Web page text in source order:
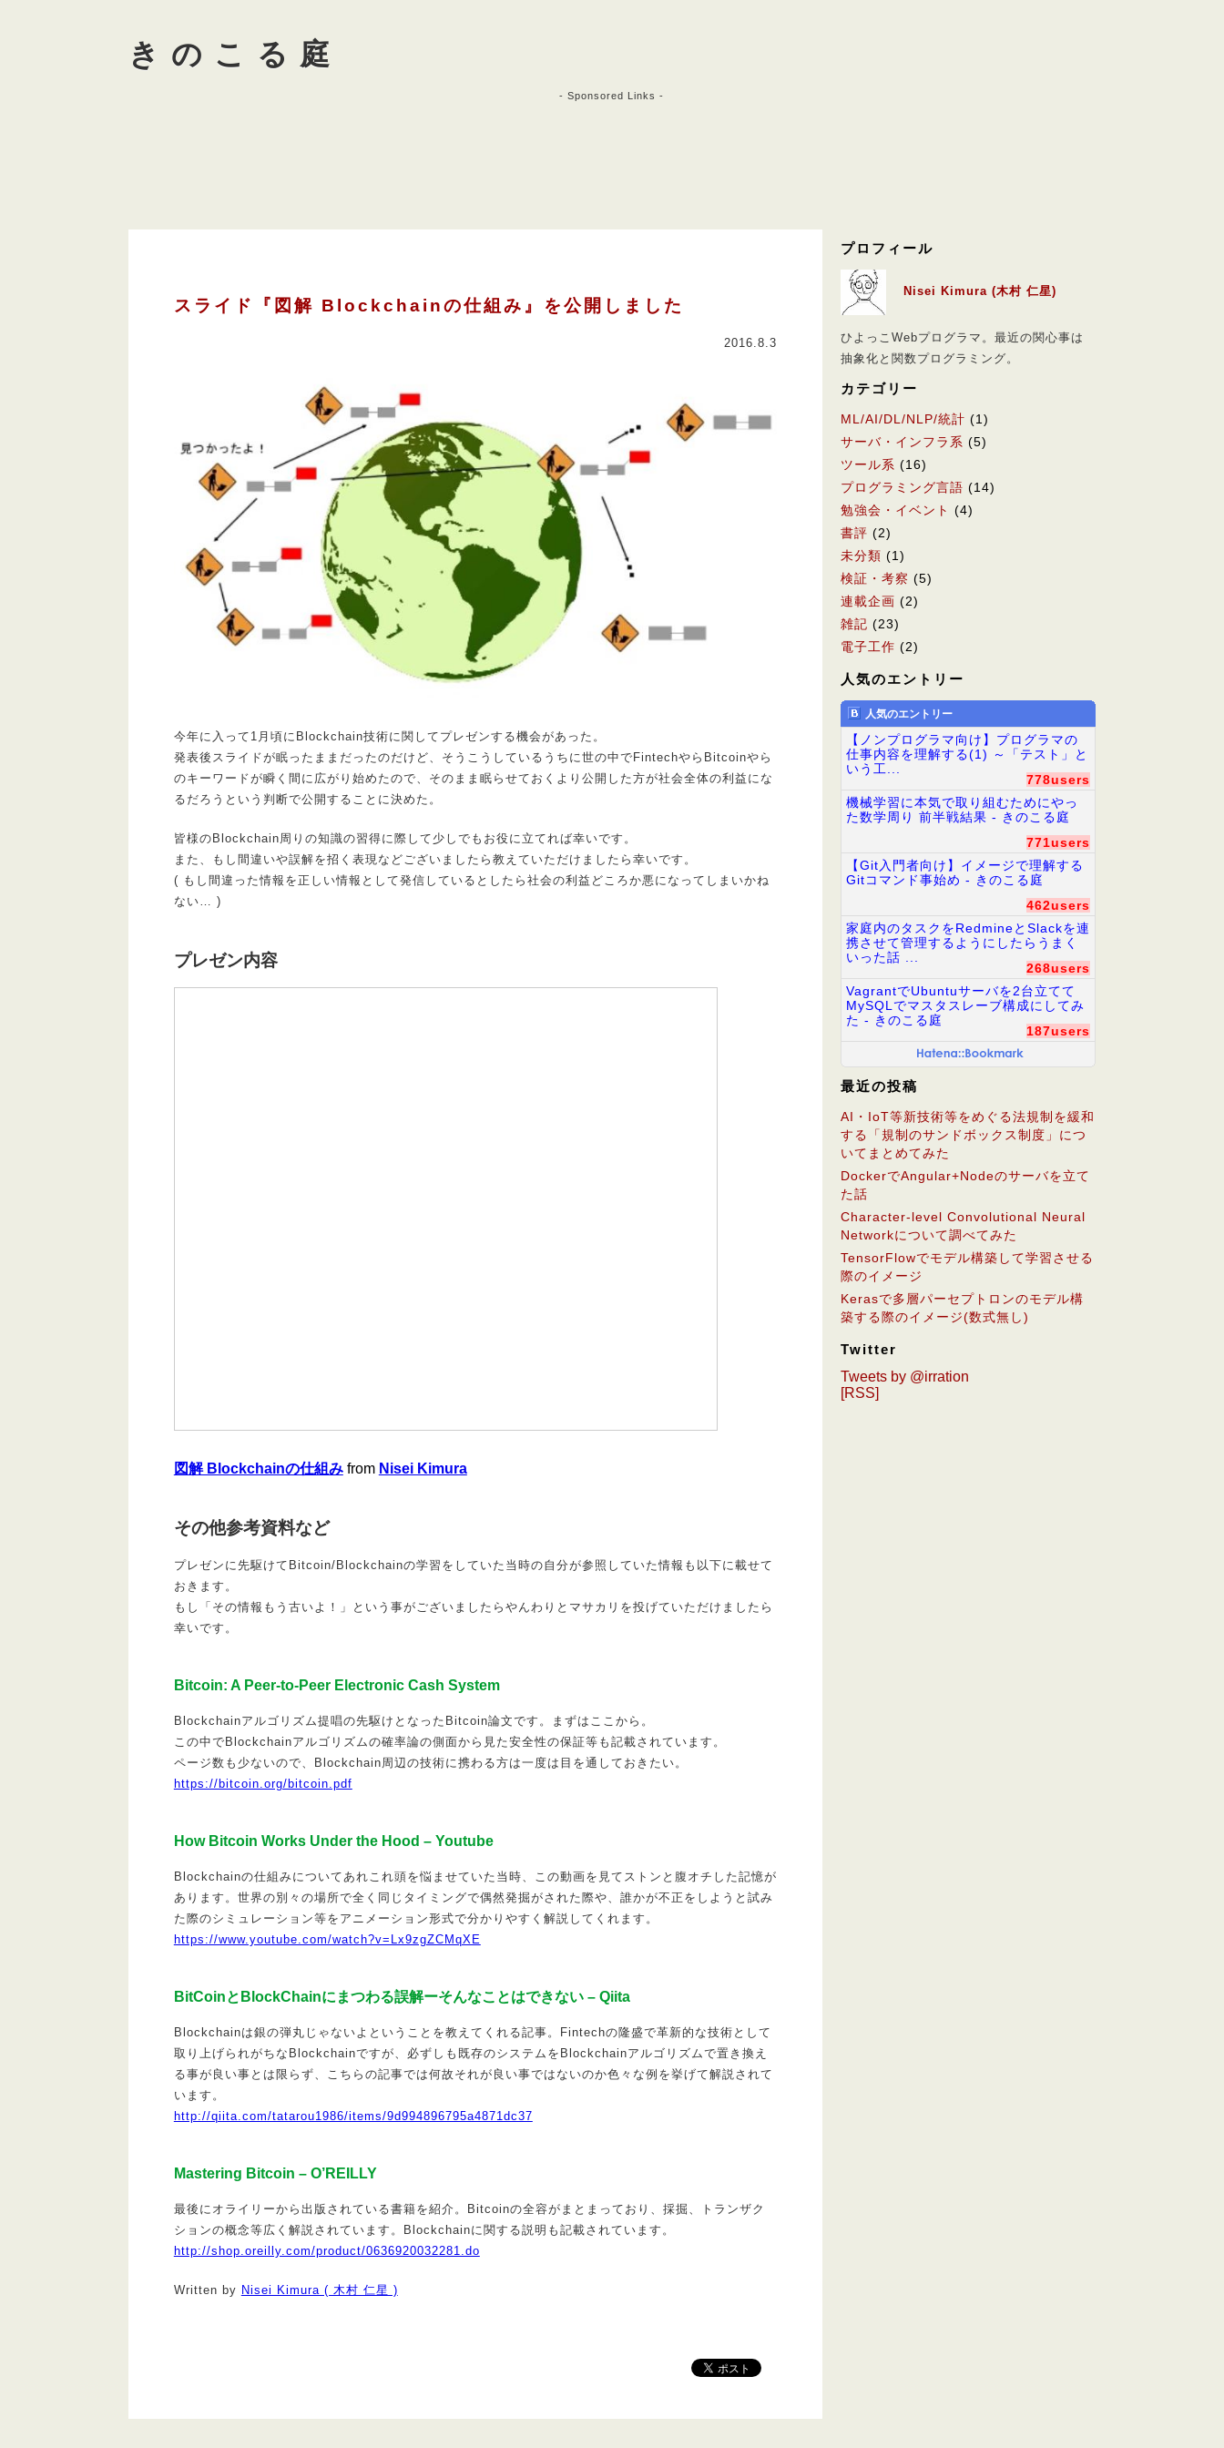
きのこる庭
- Sponsored Links -
スライド『図解 Blockchainの仕組み』を公開しました
2016.8.3
今年に入って1月頃にBlockchain技術に関してプレゼンする機会があった。
発表後スライドが眠ったままだったのだけど、そうこうしているうちに世の中でFintechやらBitcoinやら
のキーワードが瞬く間に広がり始めたので、そのまま眠らせておくより公開した方が社会全体の利益にな
るだろうという判断で公開することに決めた。
皆様のBlockchain周りの知識の習得に際して少しでもお役に立てれば幸いです。
また、もし間違いや誤解を招く表現などございましたら教えていただけましたら幸いです。
( もし間違った情報を正しい情報として発信しているとしたら社会の利益どころか悪になってしまいかね
ない… )
プレゼン内容
図解 Blockchainの仕組み from Nisei Kimura
その他参考資料など
プレゼンに先駆けてBitcoin/Blockchainの学習をしていた当時の自分が参照していた情報も以下に載せて
おきます。
もし「その情報もう古いよ！」という事がございましたらやんわりとマサカリを投げていただけましたら
幸いです。
Bitcoin: A Peer-to-Peer Electronic Cash System
Blockchainアルゴリズム提唱の先駆けとなったBitcoin論文です。まずはここから。
この中でBlockchainアルゴリズムの確率論の側面から見た安全性の保証等も記載されています。
ページ数も少ないので、Blockchain周辺の技術に携わる方は一度は目を通しておきたい。
https://bitcoin.org/bitcoin.pdf
How Bitcoin Works Under the Hood – Youtube
Blockchainの仕組みについてあれこれ頭を悩ませていた当時、この動画を見てストンと腹オチした記憶が
あります。世界の別々の場所で全く同じタイミングで偶然発掘がされた際や、誰かが不正をしようと試み
た際のシミュレーション等をアニメーション形式で分かりやすく解説してくれます。
https://www.youtube.com/watch?v=Lx9zgZCMqXE
BitCoinとBlockChainにまつわる誤解ーそんなことはできない – Qiita
Blockchainは銀の弾丸じゃないよということを教えてくれる記事。Fintechの隆盛で革新的な技術として
取り上げられがちなBlockchainですが、必ずしも既存のシステムをBlockchainアルゴリズムで置き換え
る事が良い事とは限らず、こちらの記事では何故それが良い事ではないのか色々な例を挙げて解説されて
います。
http://qiita.com/tatarou1986/items/9d994896795a4871dc37
Mastering Bitcoin – O’REILLY
最後にオライリーから出版されている書籍を紹介。Bitcoinの全容がまとまっており、採掘、トランザク
ションの概念等広く解説されています。Blockchainに関する説明も記載されています。
http://shop.oreilly.com/product/0636920032281.do
Written by Nisei Kimura ( 木村 仁星 )
プロフィール
Nisei Kimura (木村 仁星)
ひよっこWebプログラマ。最近の関心事は
抽象化と関数プログラミング。
カテゴリー
ML/AI/DL/NLP/統計 (1)
サーバ・インフラ系 (5)
ツール系 (16)
プログラミング言語 (14)
勉強会・イベント (4)
書評 (2)
未分類 (1)
検証・考察 (5)
連載企画 (2)
雑記 (23)
電子工作 (2)
人気のエントリー
人気のエントリー
【ノンプログラマ向け】プログラマの
仕事内容を理解する(1) ～「テスト」と
いう工...
778users
機械学習に本気で取り組むためにやっ
た数学周り 前半戦結果 - きのこる庭
771users
【Git入門者向け】イメージで理解する
Gitコマンド事始め - きのこる庭
462users
家庭内のタスクをRedmineとSlackを連
携させて管理するようにしたらうまく
いった話 ...
268users
VagrantでUbuntuサーバを2台立てて
MySQLでマスタスレーブ構成にしてみ
た - きのこる庭
187users
最近の投稿
AI・IoT等新技術等をめぐる法規制を緩和
する「規制のサンドボックス制度」につ
いてまとめてみた
DockerでAngular+Nodeのサーバを立て
た話
Character-level Convolutional Neural
Networkについて調べてみた
TensorFlowでモデル構築して学習させる
際のイメージ
Kerasで多層パーセプトロンのモデル構
築する際のイメージ(数式無し)
Twitter
Tweets by @irration
[RSS]